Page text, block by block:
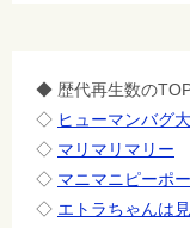
◆ 歴代再生数の
◇ ヒューマンバグ
◇ マリマリマリー
◇ マニマニピーポー
◇ エトラちゃんは見